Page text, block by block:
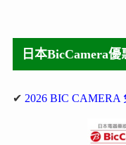
日本BicCamera
✔ 2026 BIC CAMERA